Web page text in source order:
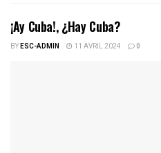
¡Ay Cuba!, ¿Hay Cuba?
BYESC-ADMIN 11 AVRIL 2024 0